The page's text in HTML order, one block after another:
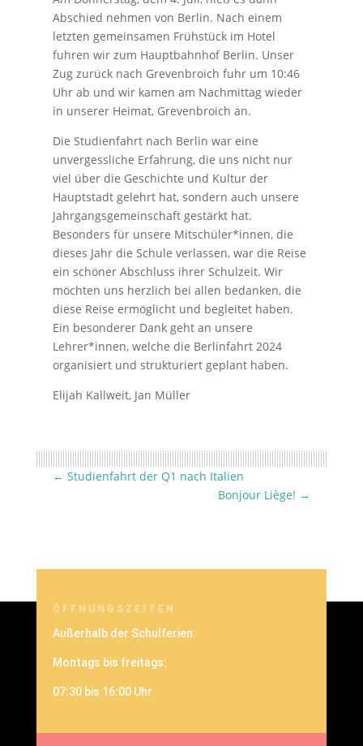
Abschied nehmen von Berlin. Nach einem
letzten gemeinsamen Frühstück im Hotel
fuhren wir zum Hauptbahnhof Berlin. Unser
Zug zurück nach Grevenbroich fuhr um 10:46
Uhr ab und wir kamen am Nachmittag wieder
in unserer Heimat, Grevenbroich an.
Die Studienfahrt nach Berlin war eine
unvergessliche Erfahrung, die uns nicht nur
viel über die Geschichte und Kultur der
Hauptstadt gelehrt hat, sondern auch unsere
Jahrgangsgemeinschaft gestärkt hat.
Besonders für unsere Mitschüler*innen, die
dieses Jahr die Schule verlassen, war die Reise
ein schöner Abschluss ihrer Schulzeit. Wir
möchten uns herzlich bei allen bedanken, die
diese Reise ermöglicht und begleitet haben.
Ein besonderer Dank geht an unsere
Lehrer*innen, welche die Berlinfahrt 2024
organisiert und strukturiert geplant haben.
Elijah Kallweit, Jan Müller
← Studienfahrt der Q1 nach Italien
Bonjour Liège! →
ÖFFNUNGSZEITEN
Außerhalb der Schulferien:
Montags bis freitags:
07:30 bis 16:00 Uhr